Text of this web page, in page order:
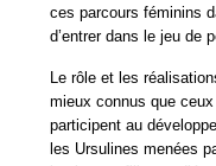
ces parcours féminins
d’entrer dans le jeu de
Le rôle et les
mieux connus que
participent au
les Ursulines menées